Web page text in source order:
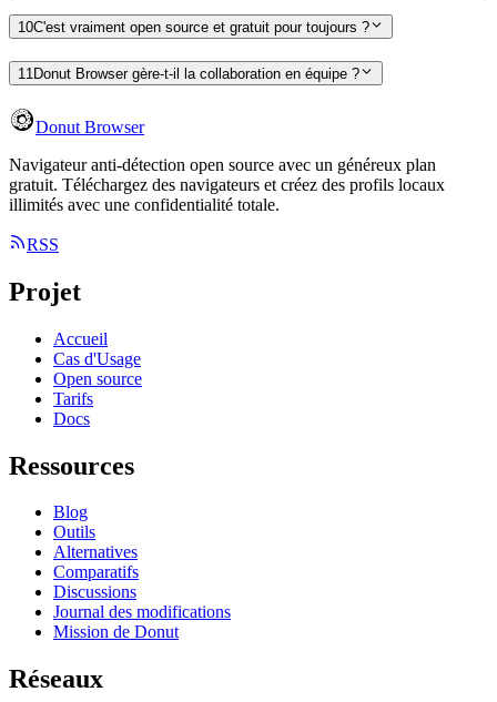
10C'est vraiment open source et gratuit pour toujours ?
11Donut Browser gère-t-il la collaboration en équipe ?
Donut Browser
Navigateur anti-détection open source avec un généreux plan
gratuit. Téléchargez des navigateurs et créez des profils locaux
illimités avec une confidentialité totale.
RSS
Projet
Accueil
Cas d'Usage
Open source
Tarifs
Docs
Ressources
Blog
Outils
Alternatives
Comparatifs
Discussions
Journal des modifications
Mission de Donut
Réseaux